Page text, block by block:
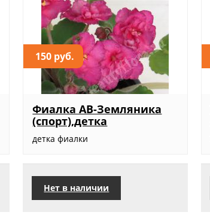
150 руб.
Фиалка АВ-Земляника
(спорт),детка
детка фиалки
Нет в наличии